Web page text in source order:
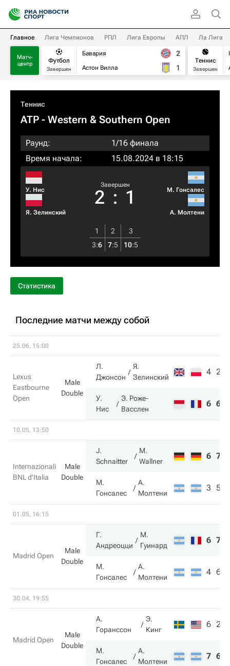
Главное Лига Чемпионов РПЛ Лига Европы АПЛ Ла Лига
Матч-
центр
Футбол
Завершен
Бавария
Астон Вилла
2
1
Теннис
Завершен
Теннис
ATP - Western & Southern Open
Раунд:
1/16 финала
Время начала:
15.08.2024 в 18:15
У. Нис
Я. Зелинский
Завершен
2 : 1 М. Гонсалес
А. Молтени
1 2
3
3:6 7:5 10:5
Статистика
Последние матчи между собой
25.06, 15:00
Lexus
Eastbourne
Open
Male
Double
Л.
Джонсон
Я.
Зелинский
4 2
У.
Нис
Э. Роже-
Васслен
6 6
10.05, 13:50
Internazionali
BNL d'Italia
Male
Double
J.
Schnaitter
M.
Wallner
6 7
М.
Гонсалес
А.
Молтени
3 5
01.05, 16:15
Madrid Open
Male
Double
Г.
Андреоцци
М.
Гуинард
6 7
М.
Гонсалес
А.
Молтени
4 6
30.04, 19:55
Madrid Open
Male
Double
А.
Горанссон
Э.
Кинг
6 2
М.
Гонсалес
А.
Молтени
7 6